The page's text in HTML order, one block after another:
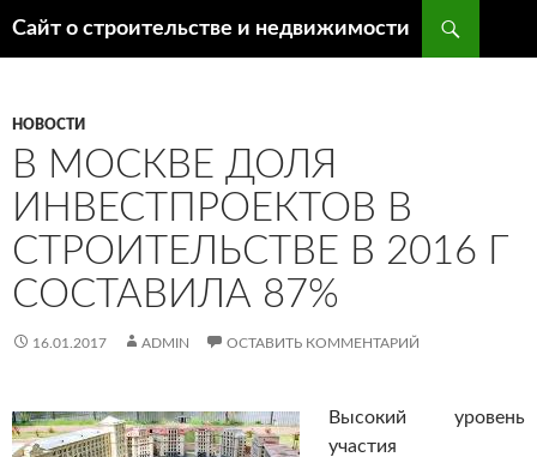
Сайт о строительстве и недвижимости
НОВОСТИ
В МОСКВЕ ДОЛЯ
ИНВЕСТПРОЕКТОВ В
СТРОИТЕЛЬСТВЕ В 2016 Г
СОСТАВИЛА 87%
16.01.2017 ADMIN ОСТАВИТЬ КОММЕНТАРИЙ
Высокий уровень
участия